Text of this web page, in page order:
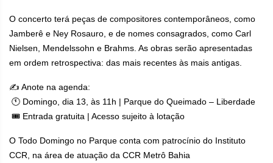
O concerto terá peças de compositores contemporâneos, como
Jamberê e Ney Rosauro, e de nomes consagrados, como Carl
Nielsen, Mendelssohn e Brahms. As obras serão apresentadas
em ordem retrospectiva: das mais recentes às mais antigas.
✍️ Anote na agenda:
🕚 Domingo, dia 13, às 11h | Parque do Queimado – Liberdade
🎟 Entrada gratuita | Acesso sujeito à lotação
O Todo Domingo no Parque conta com patrocínio do Instituto
CCR, na área de atuação da CCR Metrô Bahia